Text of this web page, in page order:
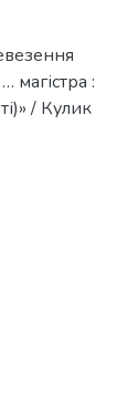
магістра :
/ Кулик